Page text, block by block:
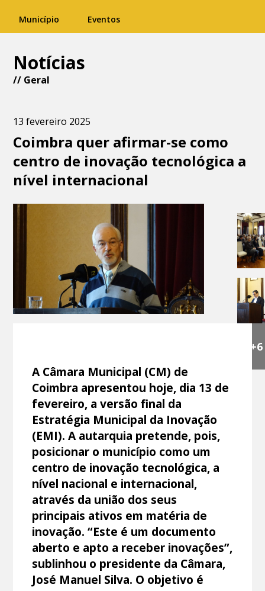
Município Eventos
Notícias
// Geral
13 fevereiro 2025
Coimbra quer afirmar-se como
centro de inovação tecnológica a
nível internacional
+6
A Câmara Municipal (CM) de
Coimbra apresentou hoje, dia 13 de
fevereiro, a versão final da
Estratégia Municipal da Inovação
(EMI). A autarquia pretende, pois,
posicionar o município como um
centro de inovação tecnológica, a
nível nacional e internacional,
através da união dos seus
principais ativos em matéria de
inovação. “Este é um documento
aberto e apto a receber inovações”,
sublinhou o presidente da Câmara,
José Manuel Silva. O objetivo é